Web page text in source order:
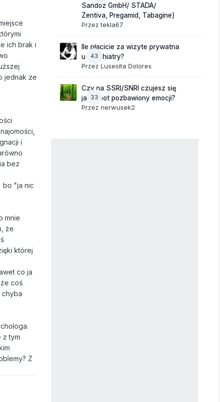
ich brak i
jednak ze
i
bez
bo "ja nic
mnie
że
której
co ja
że coś
chyba
z tym
Z
Sandoz GmbH/ STADA/
Zentiva, Pregamid, Tabagine)
Przeztekla67
43
Ile płacicie za wizyte prywatna
u psychiatry?
Przez Lusesita Dolores
33
Czy na SSRI/SNRI czujesz się
jak robot pozbawiony emocji?
Przez nerwusek2